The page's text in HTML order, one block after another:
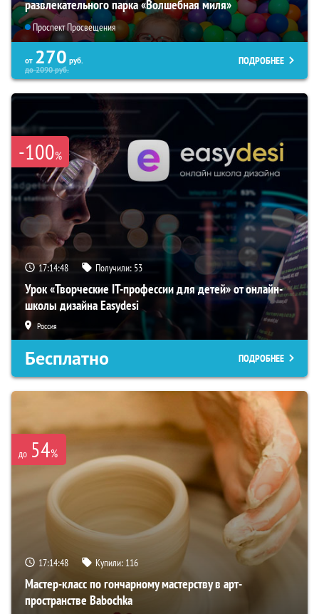
развлекательного парка «Волшебная миля»
Проспект Просвещения
от 270 руб.
до2090руб.
ПОДРОБНЕЕ
-100%
17:14:47 Получили: 53
Урок «Творческие IT-профессии для детей» от онлайн-
школы дизайна Easydesi
Россия
Бесплатно ПОДРОБНЕЕ
до 54%
17:14:47 Купили: 116
Мастер-класс по гончарному мастерству в арт-
пространстве Babochka